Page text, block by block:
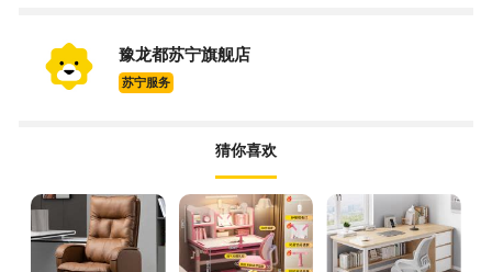
豫龙都苏宁旗舰店
苏宁服务
猜你喜欢